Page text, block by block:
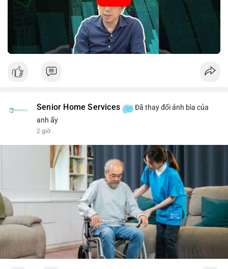
#whalemove #vilanh #btcmempool
Senior Home Services
Đã thay đổi ảnh bìa của
anh ấy
2 giờ